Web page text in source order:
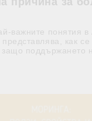
важните понятия в
представлява, как
защо поддържането